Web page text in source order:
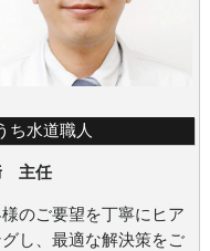
ち水道職人
主任
のご要望を丁寧にヒア
グし、最適な解決策をご